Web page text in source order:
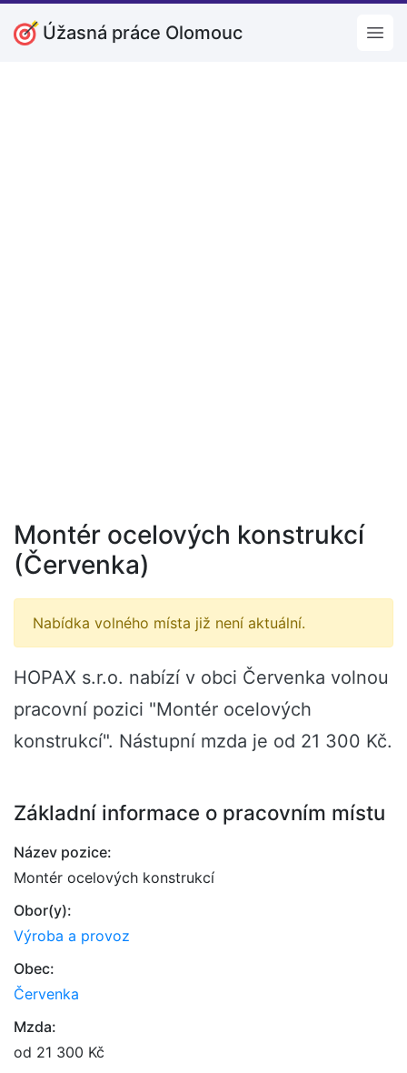
Úžasná práce Olomouc
Montér ocelových konstrukcí
(Červenka)
Nabídka volného místa již není aktuální.
HOPAX s.r.o. nabízí v obci Červenka volnou
pracovní pozici "Montér ocelových
konstrukcí". Nástupní mzda je od 21 300 Kč.
Základní informace o pracovním místu
Název pozice:
Montér ocelových konstrukcí
Obor(y):
Výroba a provoz
Obec:
Červenka
Mzda:
od 21 300 Kč